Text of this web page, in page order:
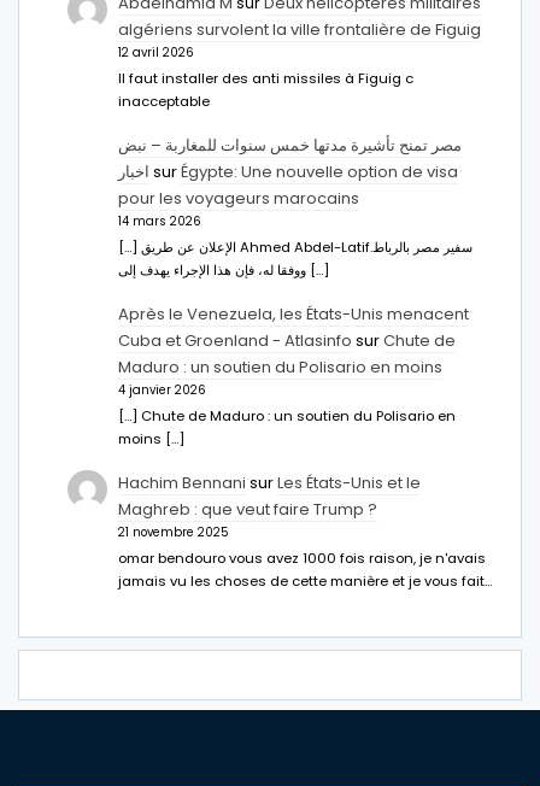
algériens survolent la ville frontalière de Figuig
12 avril 2026
Il faut installer des anti missiles à Figuig c
inacceptable
مصر تمنح تأشيرة مدتها خمس سنوات للمغاربة – نبض
اخبار surÉgypte: Une nouvelle option de visa
pour les voyageurs marocains
14 mars 2026
[…] الإعلان عن طريق Ahmed Abdel-Latifسفير مصر بالرباط.
ووفقا له، فإن هذا الإجراء يهدف إلى […]
Après le Venezuela, les États-Unis menacent
Cuba et Groenland - Atlasinfo surChute de
Maduro : un soutien du Polisario en moins
4 janvier 2026
[…] Chute de Maduro : un soutien du Polisario en
moins […]
Hachim Bennani surLes États-Unis et le
Maghreb : que veut faire Trump ?
21 novembre 2025
omar bendouro vous avez 1000 fois raison, je n'avais
jamais vu les choses de cette manière et je vous fait…